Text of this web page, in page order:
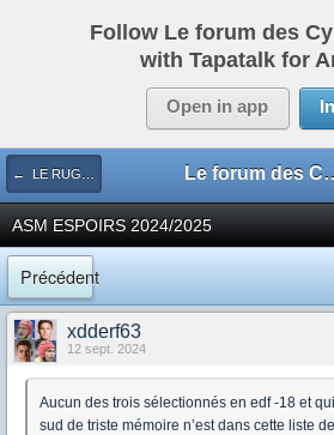
Follow Le forum des
with Tapatalk for
Open in app
← LE RUGBY DE CHEZ NOUS Le forum
ASM ESPOIRS 2024/2025
Précédent
xdderf63
12 sept. 2024
Aucun des trois sélectionnés en edf -18 et
sud de triste mémoire n’est dans cette liste